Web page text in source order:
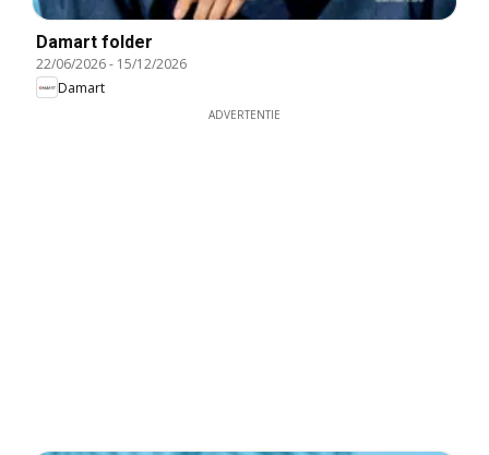
Damart folder
22/06/2026- 15/12/2026
Damart
ADVERTENTIE